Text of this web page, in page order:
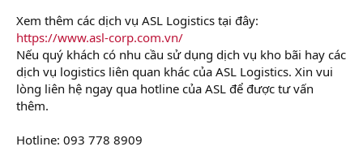
Xem thêm các dịch vụ ASL Logistics tại đây:
https://www.asl-corp.com.vn/
Nếu quý khách có nhu cầu sử dụng dịch vụ kho bãi hay các
dịch vụ logistics liên quan khác của ASL Logistics. Xin vui
lòng liên hệ ngay qua hotline của ASL để được tư vấn
thêm.
Hotline: 093 778 8909